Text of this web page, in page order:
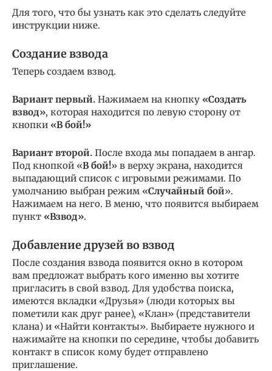
Для того, что бы узнать как это сделать следуйте
инструкции ниже.
Создание взвода
Теперь создаем взвод.
Вариант первый. Нажимаем на кнопку «Создать
взвод», которая находится по левую сторону от
кнопки «В бой!»
Вариант второй. После входа мы попадаем в ангар.
Под кнопкой «В бой!» в верху экрана, находится
выпадающий список с игровыми режимами. По
умолчанию выбран режим «Случайный бой».
Нажимаем на него. В меню, что появится выбираем
пункт «Взвод».
Добавление друзей во взвод
После создания взвода появится окно в котором
вам предложат выбрать кого именно вы хотите
пригласить в свой взвод. Для удобства поиска,
имеются вкладки «Друзья» (люди которых вы
пометили как друг ранее), «Клан» (представители
клана) и «Найти контакты». Выбираете нужного и
нажимайте на кнопки по середине, чтобы добавить
контакт в список кому будет отправлено
приглашение.